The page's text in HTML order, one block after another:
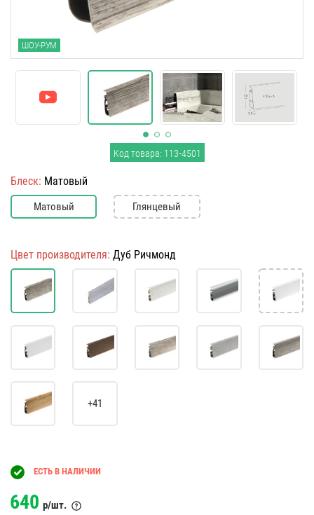
ШОУ-РУМ
Код товара: 113-4501
Блеск: Матовый
Матовый Глянцевый
Цвет производителя: Дуб Ричмонд
+41
ЕСТЬ В НАЛИЧИИ
640 р/шт.